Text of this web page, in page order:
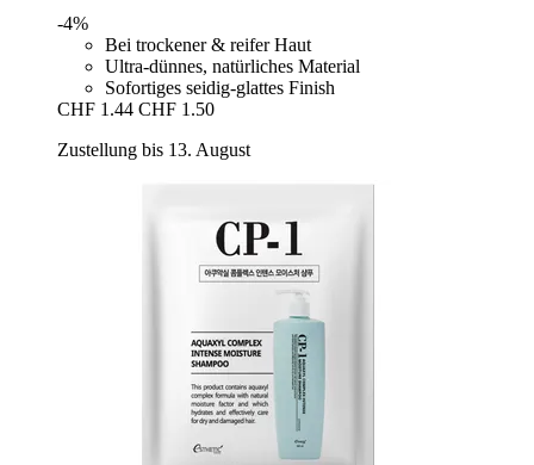
-4%
Bei trockener & reifer Haut
Ultra-dünnes, natürliches Material
Sofortiges seidig-glattes Finish
CHF 1.44 CHF 1.50
Zustellung bis 13. August